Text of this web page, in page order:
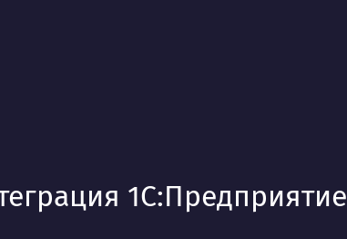
1С:Предприятие